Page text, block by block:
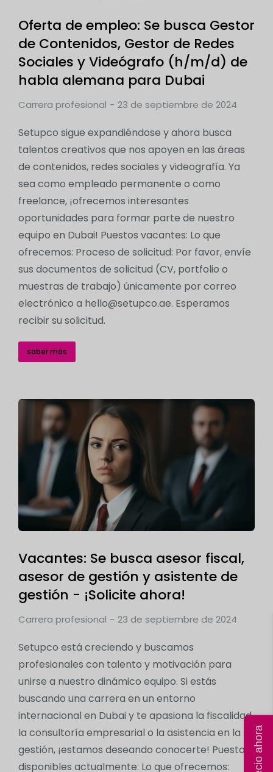
Oferta de empleo: Se busca Gestor
de Contenidos, Gestor de Redes
Sociales y Videógrafo (h/m/d) de
habla alemana para Dubai
Carrera profesional 23 de septiembre de 2024
Setupco sigue expandiéndose y ahora busca
talentos creativos que nos apoyen en las áreas
de contenidos, redes sociales y videografía. Ya
sea como empleado permanente o como
freelance, ¡ofrecemos interesantes
oportunidades para formar parte de nuestro
equipo en Dubai! Puestos vacantes: Lo que
ofrecemos: Proceso de solicitud: Por favor, envíe
sus documentos de solicitud (CV, portfolio o
muestras de trabajo) únicamente por correo
electrónico a hello@setupco.ae. Esperamos
recibir su solicitud.
saber más
Vacantes: Se busca asesor fiscal,
asesor de gestión y asistente de
gestión - ¡Solicite ahora!
Carrera profesional 23 de septiembre de 2024
Setupco está creciendo y buscamos
profesionales con talento y motivación para
unirse a nuestro dinámico equipo. Si estás
buscando una carrera en un entorno
internacional en Dubai y te apasiona la fiscalidad,
la consultoría empresarial o la asistencia en la
gestión, ¡estamos deseando conocerte! Puestos
disponibles actualmente: Lo que ofrecemos: